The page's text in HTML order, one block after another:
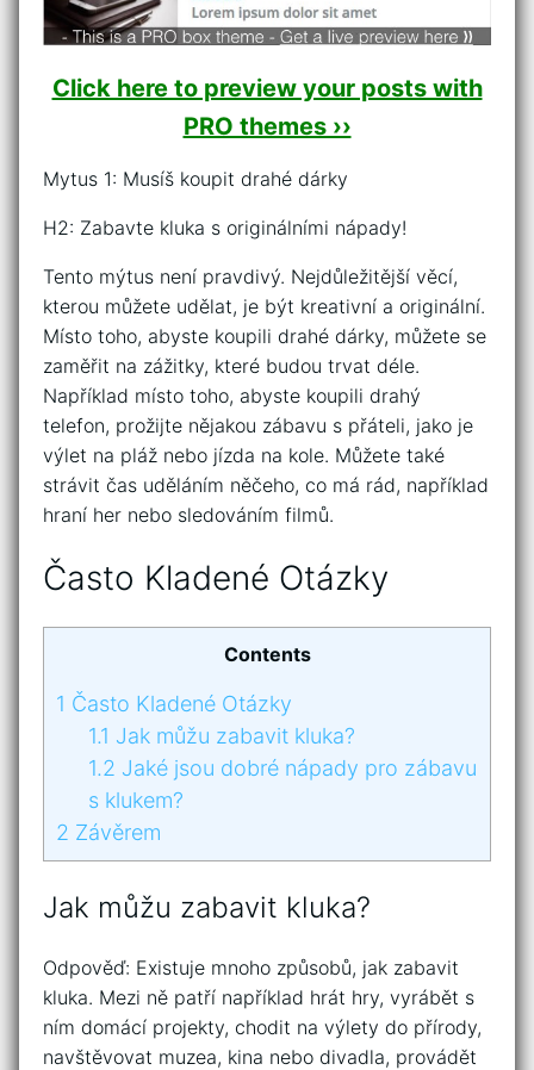
Click here to preview your posts with
PRO themes ››
Mytus 1: Musíš koupit drahé dárky
H2: Zabavte kluka s originálními nápady!
Tento mýtus není pravdivý. Nejdůležitější věcí,
kterou můžete udělat, je být kreativní a originální.
Místo toho, abyste koupili drahé dárky, můžete se
zaměřit na zážitky, které budou trvat déle.
Například místo toho, abyste koupili drahý
telefon, prožijte nějakou zábavu s přáteli, jako je
výlet na pláž nebo jízda na kole. Můžete také
strávit čas uděláním něčeho, co má rád, například
hraní her nebo sledováním filmů.
Často Kladené Otázky
Contents
1 Často Kladené Otázky
1.1 Jak můžu zabavit kluka?
1.2 Jaké jsou dobré nápady pro zábavu
s klukem?
2 Závěrem
Jak můžu zabavit kluka?
Odpověď: Existuje mnoho způsobů, jak zabavit
kluka. Mezi ně patří například hrát hry, vyrábět s
ním domácí projekty, chodit na výlety do přírody,
navštěvovat muzea, kina nebo divadla, provádět